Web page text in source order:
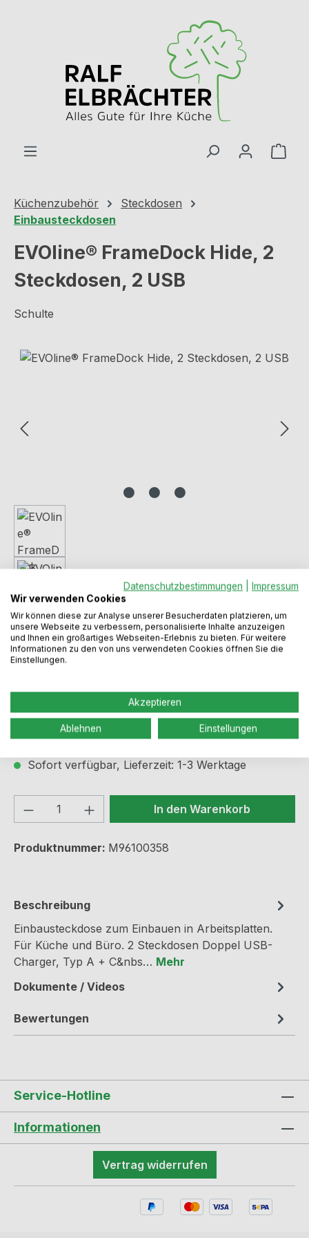
Küchenzubehör
Steckdosen
Einbausteckdosen
EVOline® FrameDock Hide, 2
Steckdosen, 2 USB
Schulte
Bildergalerie überspringen
Preise inkl. MwSt. zzgl. Versandkosten
Sofort verfügbar, Lieferzeit: 1-3 Werktage
Produkt Anzahl: Gib denIn den Warenkorb
Produktnummer: M96100358
Beschreibung
Einbausteckdose zum Einbauen in Arbeitsplatten.
Für Küche und Büro. 2 Steckdosen Doppel USB-
Charger, Typ A + C&nbs… Mehr
Dokumente / Videos
Bewertungen
Service-Hotline
Informationen
Vertrag widerrufen
Datenschutzbestimmungen
Impressum
Wir verwenden Cookies
Wir können diese zur Analyse unserer Besucherdaten platzieren, um
unsere Webseite zu verbessern, personalisierte Inhalte anzuzeigen
und Ihnen ein großartiges Webseiten-Erlebnis zu bieten. Für weitere
Informationen zu den von uns verwendeten Cookies öffnen Sie die
Einstellungen.
Akzeptieren
Ablehnen Einstellungen